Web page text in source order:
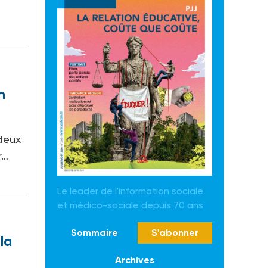
Le leader de l'information sociale
et médico-sociale depuis 70 ans
Sommaire S'abonner
Archives